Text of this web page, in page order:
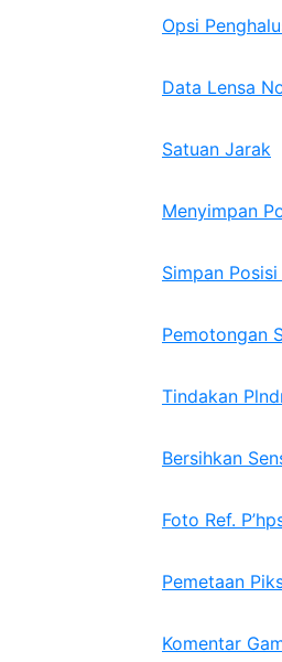
Opsi
Data Lensa
Satuan Jarak
Menyimpan
Simpan
Pemotongan
Tindakan
Bersihkan
Foto Ref.
Pemetaan
Komentar